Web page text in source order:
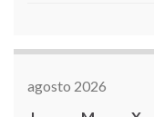
agosto 2026